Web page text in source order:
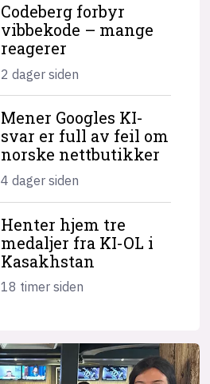
Codeberg forbyr
vibbekode – mange
reagerer
2 dager siden
Mener Googles KI-
svar er full av feil om
norske nettbutikker
4 dager siden
Henter hjem tre
medaljer fra KI-OL i
Kasakhstan
18 timer siden